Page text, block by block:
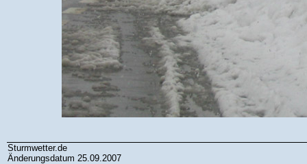
Sturmwetter.de
Änderungsdatum 25.09.2007